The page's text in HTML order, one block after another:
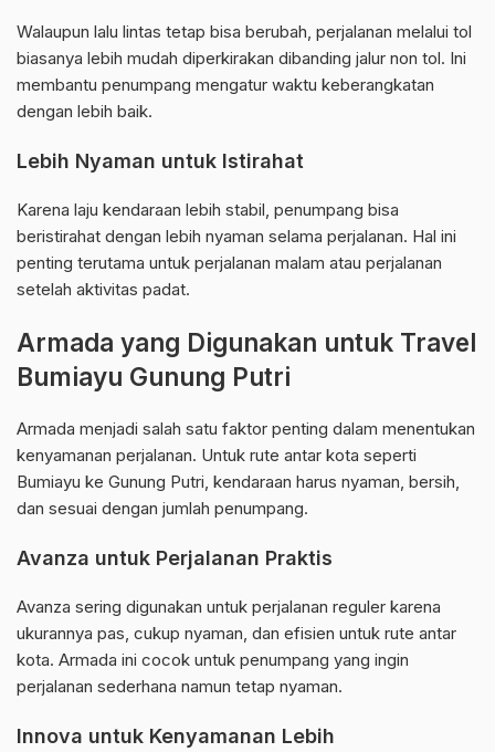
Walaupun lalu lintas tetap bisa berubah, perjalanan melalui tol
biasanya lebih mudah diperkirakan dibanding jalur non tol. Ini
membantu penumpang mengatur waktu keberangkatan
dengan lebih baik.
Lebih Nyaman untuk Istirahat
Karena laju kendaraan lebih stabil, penumpang bisa
beristirahat dengan lebih nyaman selama perjalanan. Hal ini
penting terutama untuk perjalanan malam atau perjalanan
setelah aktivitas padat.
Armada yang Digunakan untuk Travel
Bumiayu Gunung Putri
Armada menjadi salah satu faktor penting dalam menentukan
kenyamanan perjalanan. Untuk rute antar kota seperti
Bumiayu ke Gunung Putri, kendaraan harus nyaman, bersih,
dan sesuai dengan jumlah penumpang.
Avanza untuk Perjalanan Praktis
Avanza sering digunakan untuk perjalanan reguler karena
ukurannya pas, cukup nyaman, dan efisien untuk rute antar
kota. Armada ini cocok untuk penumpang yang ingin
perjalanan sederhana namun tetap nyaman.
Innova untuk Kenyamanan Lebih